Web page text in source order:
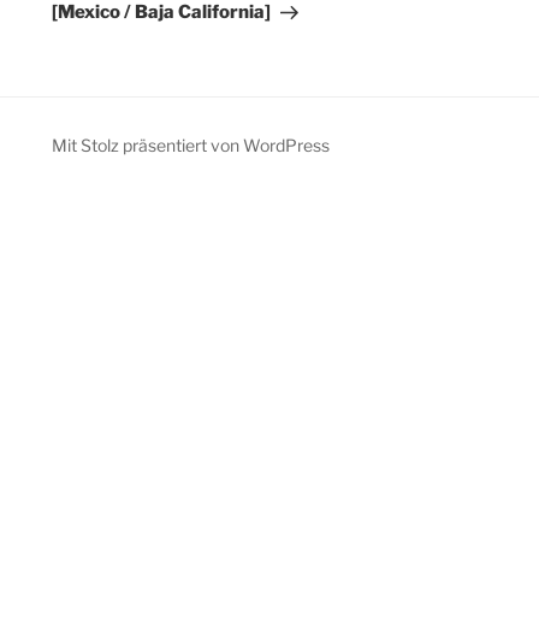
[Mexico / Baja California]
Mit Stolz präsentiert von WordPress